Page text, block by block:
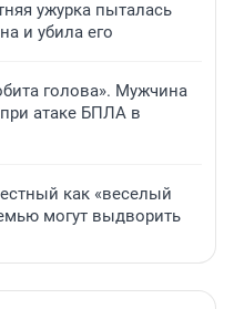
ужурка пыталась
и убила его
голова». Мужчина
атаке БПЛА в
как «веселый
могут выдворить